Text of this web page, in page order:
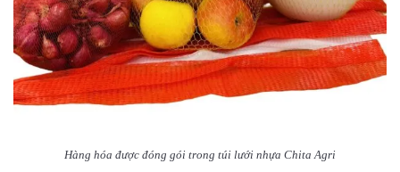
Hàng hóa được đóng gói trong túi lưới nhựa Chita Agri